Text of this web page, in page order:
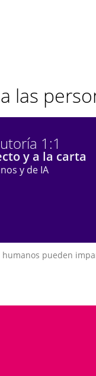
las
1:1
y a la carta
y de IA
pueden